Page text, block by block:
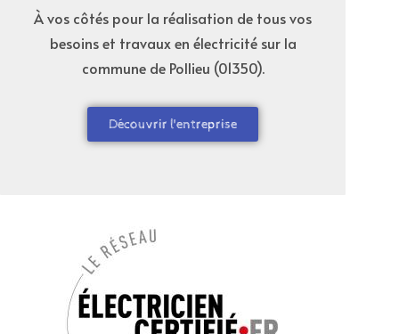
À vos côtés pour la réalisation de tous vos
besoins et travaux en électricité sur la
commune de Pollieu (01350).
Découvrir l'entreprise